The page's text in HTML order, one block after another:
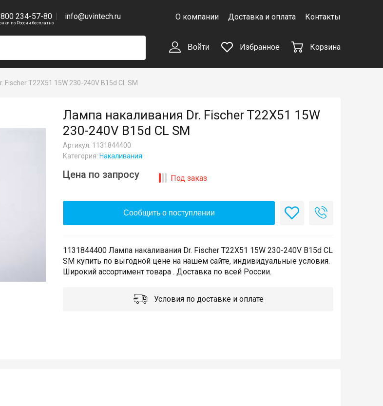
234-57-80
по России бесплатно
info@uvintech.ru О компании Доставка и оплата Контакты
Войти Избранное Корзина
Fischer T22X51 15W 230-240V B15d CL SM
Лампа накаливания Dr. Fischer T22X51 15W
230-240V B15d CL SM
Артикул: 1131844400
Категория: Накаливания
Цена по запросу Под заказ
Сообщить о поступлении
1131844400 Лампа накаливания Dr. Fischer T22X51 15W 230-240V B15d CL
SM купить по выгодной цене на нашем сайте, индивидуальные условия.
Широкий ассортимент товара . Доставка по всей России.
Условия по доставке и оплате